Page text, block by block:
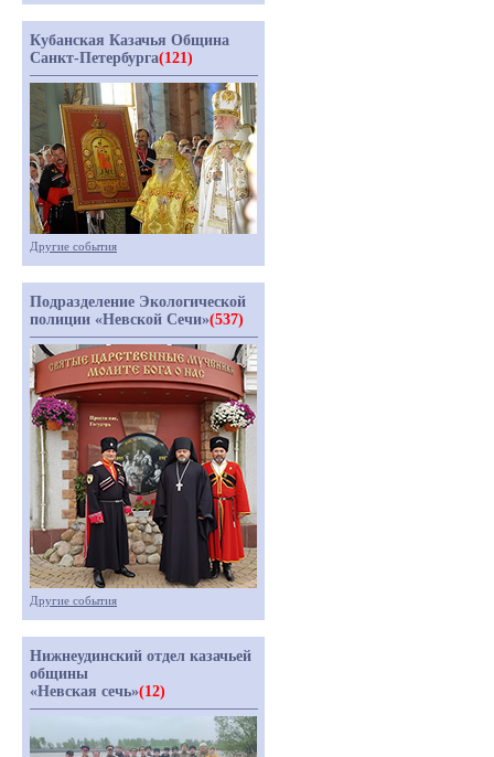
Кубанская Казачья Община
Санкт-Петербурга(121)
Другие события
Подразделение Экологической
полиции «Невской Сечи»(537)
Другие события
Нижнеудинский отдел казачьей
общины
«Невская сечь»(12)